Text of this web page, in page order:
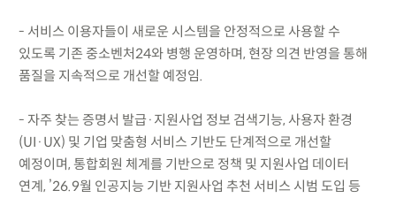
- 서비스 이용자들이 새로운 시스템을 안정적으로 사용할 수
있도록 기존 중소벤처24와 병행 운영하며, 현장 의견 반영을 통해
품질을 지속적으로 개선할 예정임.
- 자주 찾는 증명서 발급·지원사업 정보 검색기능, 사용자 환경
(UI·UX) 및 기업 맞춤형 서비스 기반도 단계적으로 개선할
예정이며, 통합회원 체계를 기반으로 정책 및 지원사업 데이터
연계, ’26.9월 인공지능 기반 지원사업 추천 서비스 시범 도입 등